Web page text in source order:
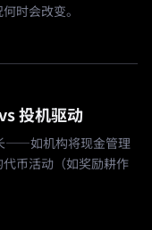
时会改变。
投机驱动
——如机构将现金管理
币活动（如奖励耕作